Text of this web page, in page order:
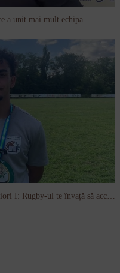
a unit mai mult echipa
Mohamed Salhi, vicecampion național juniori I: Rugby-ul te învață să accepți și înfrângerile